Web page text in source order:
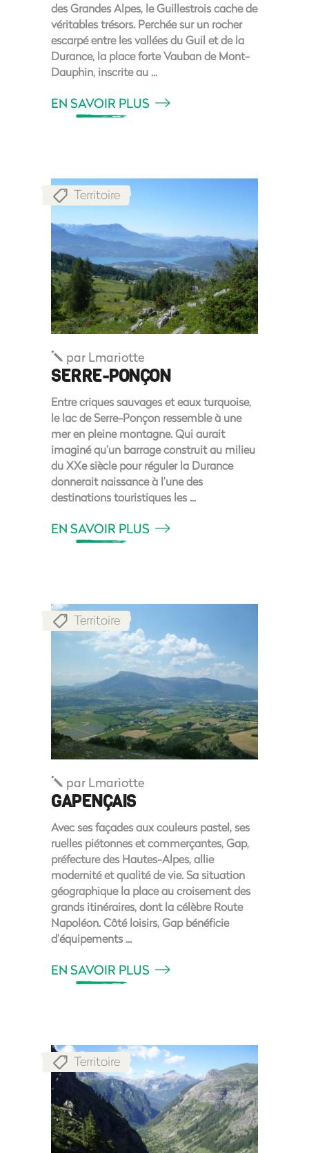
des Grandes Alpes, le Guillestrois cache de
véritables trésors. Perchée sur un rocher
escarpé entre les vallées du Guil et de la
Durance, la place forte Vauban de Mont-
Dauphin, inscrite au
EN SAVOIR PLUS
Territoire
par Lmariotte
SERRE-PONÇON
Entre criques sauvages et eaux turquoise,
le lac de Serre-Ponçon ressemble à une
mer en pleine montagne. Qui aurait
imaginé qu’un barrage construit au milieu
du XXe siècle pour réguler la Durance
donnerait naissance à l’une des
destinations touristiques les
EN SAVOIR PLUS
Territoire
par Lmariotte
GAPENÇAIS
Avec ses façades aux couleurs pastel, ses
ruelles piétonnes et commerçantes, Gap,
préfecture des Hautes-Alpes, allie
modernité et qualité de vie. Sa situation
géographique la place au croisement des
grands itinéraires, dont la célèbre Route
Napoléon. Côté loisirs, Gap bénéficie
d’équipements
EN SAVOIR PLUS
Territoire